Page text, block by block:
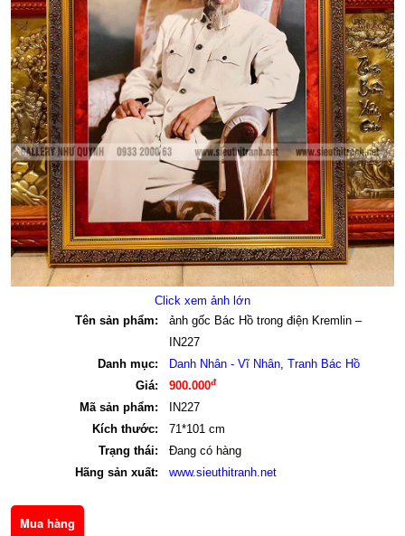
Click xem ảnh lớn
Tên sản phẩm:
ảnh gốc Bác Hồ trong điện Kremlin –
IN227
Danh mục:
Danh Nhân - Vĩ Nhân Tranh Bác Hồ
Giá:
900.000đ
Mã sản phẩm:
IN227
Kích thước:
71*101 cm
Trạng thái:
Đang có hàng
Hãng sản xuất:
www.sieuthitranh.net